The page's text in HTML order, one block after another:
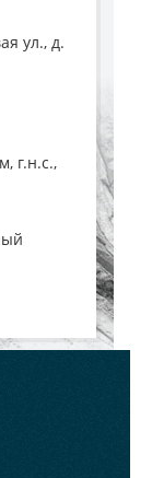
ул., д.
г.н.с.,